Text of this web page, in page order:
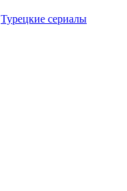
Турецкие сериалы